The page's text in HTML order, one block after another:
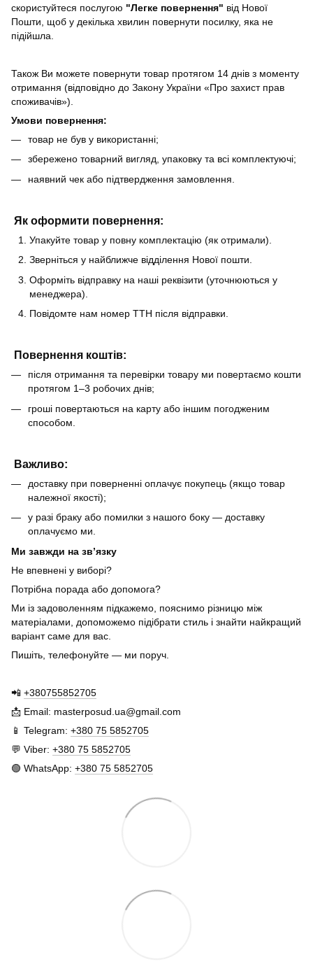
скористуйтеся послугою "Легке повернення" від Нової
Пошти, щоб у декілька хвилин повернути посилку, яка не
підійшла.
Також Ви можете повернути товар протягом 14 днів з моменту
отримання (відповідно до Закону України «Про захист прав
споживачів»).
Умови повернення:
товар не був у використанні;
збережено товарний вигляд, упаковку та всі комплектуючі;
наявний чек або підтвердження замовлення.
Як оформити повернення:
Упакуйте товар у повну комплектацію (як отримали).
Зверніться у найближче відділення Нової пошти.
Оформіть відправку на наші реквізити (уточнюються у
менеджера).
Повідомте нам номер ТТН після відправки.
Повернення коштів:
після отримання та перевірки товару ми повертаємо кошти
протягом 1–3 робочих днів;
гроші повертаються на карту або іншим погодженим
способом.
Важливо:
доставку при поверненні оплачує покупець (якщо товар
належної якості);
у разі браку або помилки з нашого боку — доставку
оплачуємо ми.
Ми завжди на зв’язку
Не впевнені у виборі?
Потрібна порада або допомога?
Ми із задоволенням підкажемо, пояснимо різницю між
матеріалами, допоможемо підібрати стиль і знайти найкращий
варіант саме для вас.
Пишіть, телефонуйте — ми поруч.
📲 +380755852705
📩 Email: masterposud.ua@gmail.com
📱 Telegram: +380 75 5852705
💬 Viber: +380 75 5852705
🟢 WhatsApp: +380 75 5852705